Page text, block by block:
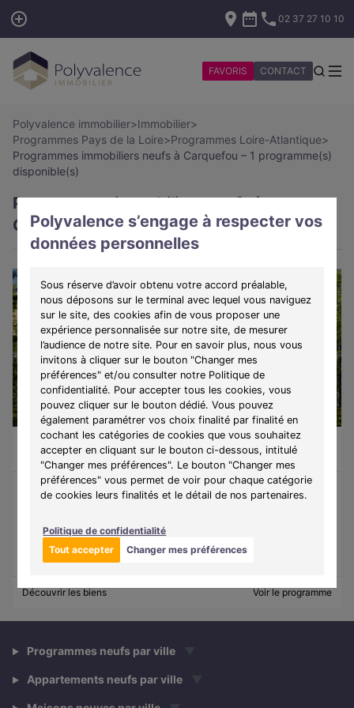
Polyvalence s’engage à respecter vos
données personnelles
Sous réserve d’avoir obtenu votre accord préalable,
nous déposons sur le terminal avec lequel vous naviguez
sur le site, des cookies afin de vous proposer une
expérience personnalisée sur notre site, de mesurer
l’audience de notre site. Pour en savoir plus, nous vous
invitons à cliquer sur le bouton "Changer mes
préférences" et/ou consulter notre Politique de
confidentialité. Pour accepter tous les cookies, vous
pouvez cliquer sur le bouton dédié. Vous pouvez
également paramétrer vos choix finalité par finalité en
cochant les catégories de cookies que vous souhaitez
accepter en cliquant sur le bouton ci-dessous, intitulé
"Changer mes préférences". Le bouton "Changer mes
préférences" vous permet de voir pour chaque catégorie
de cookies leurs finalités et le détail de nos partenaires.
Politique de confidentialité
Tout accepter
Changer mes préférences
02 37 27 10 10
FAVORIS CONTACT
Polyvalence immobilier>Immobilier>
Programmes Pays de la Loire>Programmes Loire-Atlantique>
Programmes immobiliers neufs à Carquefou – 1 programme(s)
disponible(s)
Programmes immobiliers neufs à
Carquefou – 1 programme(s) disponible(s)
Carquefou (44470)
Du T2 au T4
À partir de 235 000 €
8 lots disponibles
Découvrez une résidence contemporaine à Carquefou, alliant
confort, modernité et qualité de vie.
Découvrir les biens Voir le programme
Programmes neufs par ville
Appartements neufs par ville